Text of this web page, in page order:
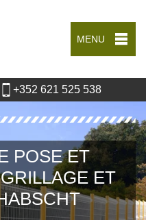
MENU
+352 621 525 538
POSE ET
ET